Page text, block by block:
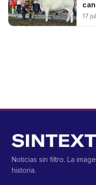
17 jul
Noticias sin filtro. La
historia.